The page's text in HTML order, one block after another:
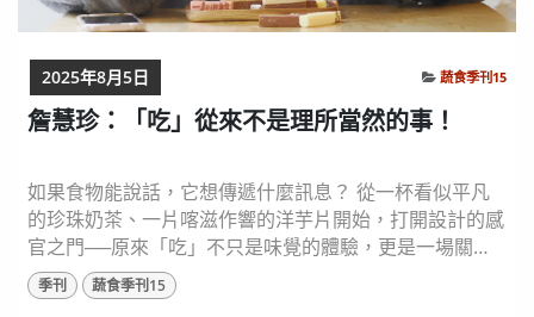
詹慧珍：「吃」從來不是理所當然的事！
如果食物能說話，它想傳遞什麼訊息？ 從一杯看似平凡
的珍珠奶茶、一片喀滋作響的洋芋片開始，打開設計的感
官之門──原來「吃」不只是味覺的體驗，更是一場關於
未來的提問。UOVO Food Design Studio 創辦人詹慧珍
（Amber Chen）從公平貿易出發，最終走入食物設計的
季刊 蔬食季刊15
2025年8月5日 蔬食季刊15